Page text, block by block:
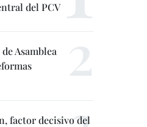
del PCV
Asamblea
factor decisivo del